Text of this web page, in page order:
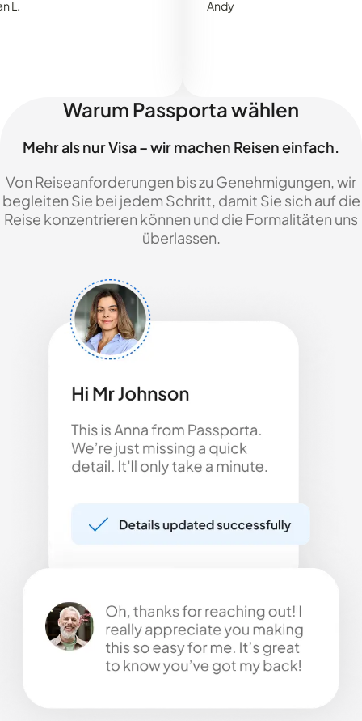
Warum Passporta wählen
Mehr als nur Visa – wir machen Reisen einfach.
Von Reiseanforderungen bis zu Genehmigungen, wir
begleiten Sie bei jedem Schritt, damit Sie sich auf die
Reise konzentrieren können und die Formalitäten uns
überlassen.